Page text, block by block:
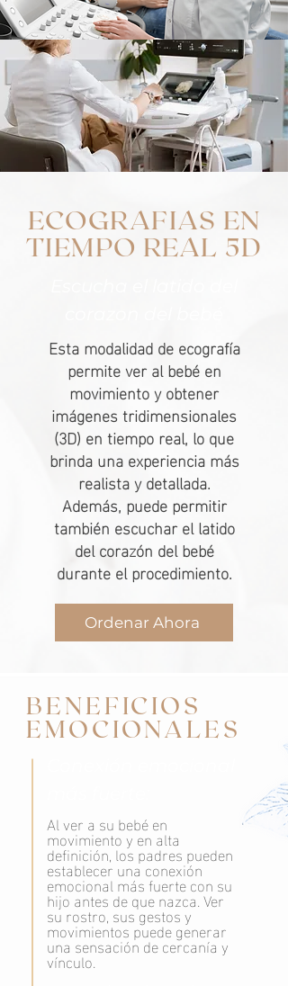
ECOGRAFIAS EN
TIEMPO REAL 5D
Esta modalidad de ecografía
permite ver al bebé en
movimiento y obtener
imágenes tridimensionales
(3D) en tiempo real, lo que
brinda una experiencia más
realista y detallada.
Además, puede permitir
también escuchar el latido
del corazón del bebé
durante el procedimiento.
Ordenar Ahora
BENEFICIOS
EMOCIONALES
Al ver a su bebé en
movimiento y en alta
definición, los padres pueden
establecer una conexión
emocional más fuerte con su
hijo antes de que nazca. Ver
su rostro, sus gestos y
movimientos puede generar
una sensación de cercanía y
vínculo.